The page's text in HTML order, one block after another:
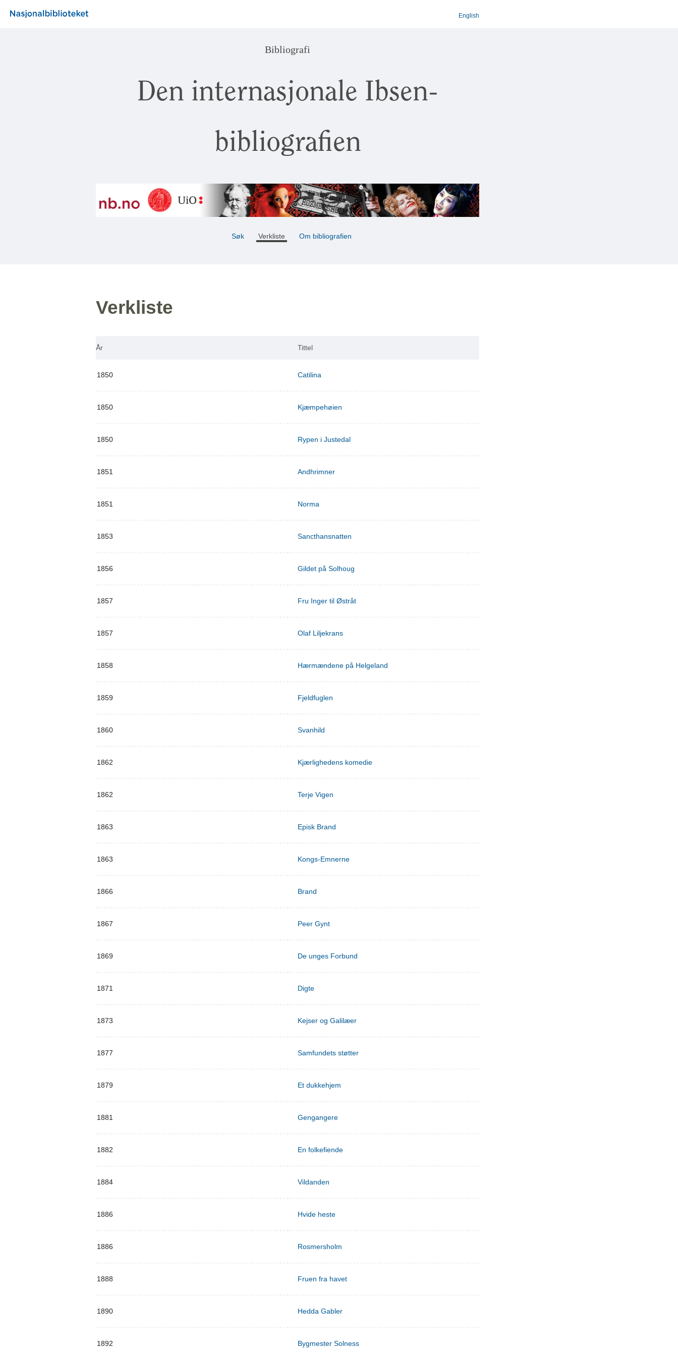
English
Bibliografi
Den internasjonale Ibsen-
bibliografien
Søk Verkliste Om bibliografien
Verkliste
År Tittel
1850 Catilina
1850 Kjæmpehøien
1850 Rypen i Justedal
1851 Andhrimner
1851 Norma
1853 Sancthansnatten
1856 Gildet på Solhoug
1857 Fru Inger til Østråt
1857 Olaf Liljekrans
1858 Hærmændene på Helgeland
1859 Fjeldfuglen
1860 Svanhild
1862 Kjærlighedens komedie
1862 Terje Vigen
1863 Episk Brand
1863 Kongs-Emnerne
1866 Brand
1867 Peer Gynt
1869 De unges Forbund
1871 Digte
1873 Kejser og Galilæer
1877 Samfundets støtter
1879 Et dukkehjem
1881 Gengangere
1882 En folkefiende
1884 Vildanden
1886 Hvide heste
1886 Rosmersholm
1888 Fruen fra havet
1890 Hedda Gabler
1892 Bygmester Solness